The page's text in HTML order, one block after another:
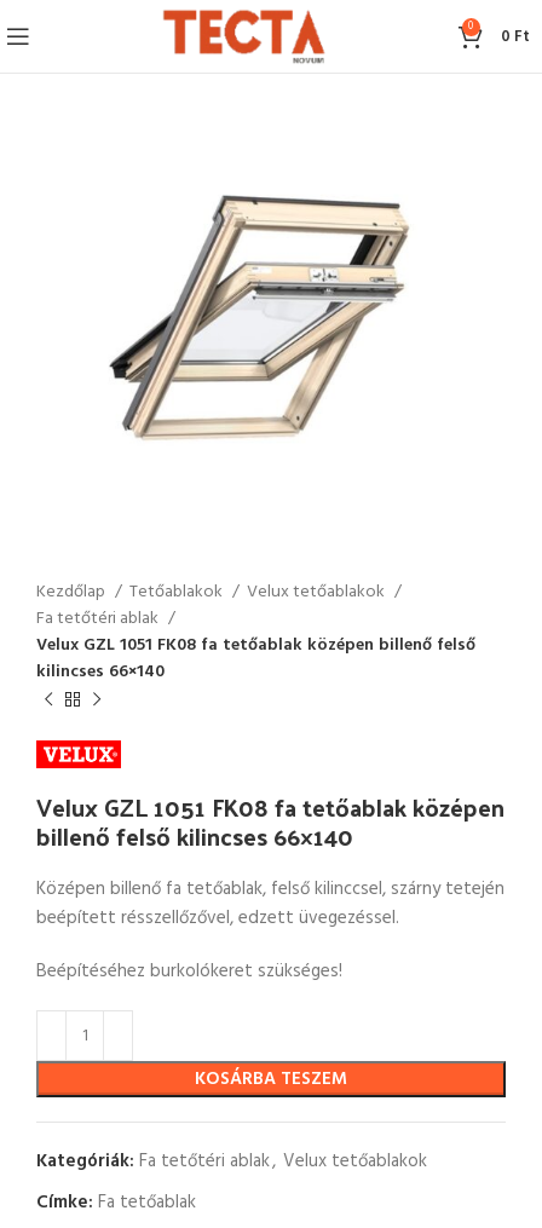
0 0 Ft
Kezdőlap Tetőablakok
Velux tetőablakok
Fa tetőtéri ablak
Velux GZL 1051 FK08 fa tetőablak középen billenő felső
kilincses 66×140
Velux GZL 1051 FK08 fa tetőablak középen
billenő felső kilincses 66×140
Középen billenő fa tetőablak, felső kilinccsel, szárny tetején
beépített résszellőzővel, edzett üvegezéssel.
Beépítéséhez burkolókeret szükséges!
KOSÁRBA TESZEM
Kategóriák: Fa tetőtéri ablak, Velux tetőablakok
Címke: Fa tetőablak